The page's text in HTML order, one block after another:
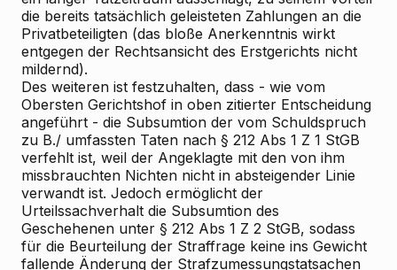
die bereits tatsächlich geleisteten Zahlungen an die
Privatbeteiligten (das bloße Anerkenntnis wirkt
entgegen der Rechtsansicht des Erstgerichts nicht
mildernd).
Des weiteren ist festzuhalten, dass - wie vom
Obersten Gerichtshof in oben zitierter Entscheidung
angeführt - die Subsumtion der vom Schuldspruch
zu B./ umfassten Taten nach § 212 Abs 1 Z 1 StGB
verfehlt ist, weil der Angeklagte mit den von ihm
missbrauchten Nichten nicht in absteigender Linie
verwandt ist. Jedoch ermöglicht der
Urteilssachverhalt die Subsumtion des
Geschehenen unter § 212 Abs 1 Z 2 StGB, sodass
für die Beurteilung der Straffrage keine ins Gewicht
fallende Änderung der Strafzumessungstatsachen